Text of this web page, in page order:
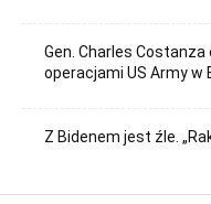
Gen. Charles
operacjami US Army w
Z Bidenem jest źle.